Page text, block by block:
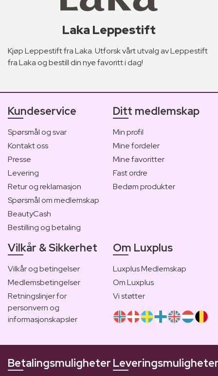
Laka Leppestift
Kjøp Leppestift fra Laka. Utforsk vårt utvalg av Leppestift
fra Laka og bestill din nye favoritt i dag!
Kundeservice
Spørsmål og svar
Kontakt oss
Presse
Levering
Retur og reklamasjon
Spørsmål om medlemskap
BeautyCash
Bestilling og betaling
Ditt medlemskap
Min profil
Mine fordeler
Mine favoritter
Fast ordre
Bedøm produkter
Vilkår & Sikkerhet
Vilkår og betingelser
Medlemsbetingelser
Retningslinjer for
personvern og
informasjonskapsler
Om Luxplus
Luxplus Medlemskap
Om Luxplus
Vi støtter
Betalingsmuligheter